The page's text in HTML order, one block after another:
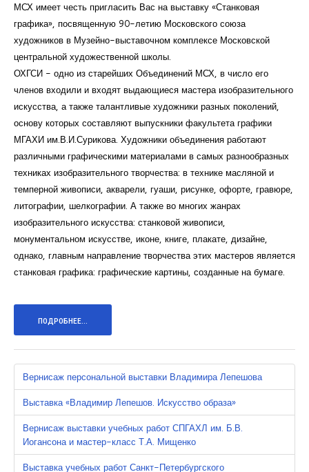
МСХ имеет честь пригласить Вас на выставку «Станковая
графика», посвященную 90-летию Московского союза
художников в Музейно-выставочном комплексе Московской
центральной художественной школы.
ОХГСИ - одно из старейших Объединений МСХ, в число его
членов входили и входят выдающиеся мастера изобразительного
искусства, а также талантливые художники разных поколений,
основу которых составляют выпускники факультета графики
МГАХИ им.В.И.Сурикова. Художники объединения работают
различными графическими материалами в самых разнообразных
техниках изобразительного творчества: в технике масляной и
темперной живописи, акварели, гуаши, рисунке, офорте, гравюре,
литографии, шелкографии. А также во многих жанрах
изобразительного искусства: станковой живописи,
монументальном искусстве, иконе, книге, плакате, дизайне,
однако, главным направление творчества этих мастеров является
станковая графика: графические картины, созданные на бумаге.
ПОДРОБНЕЕ...
Вернисаж персональной выставки Владимира Лепешова
Выставка «Владимир Лепешов. Искусство образа»
Вернисаж выставки учебных работ СПГАХЛ им. Б.В.
Иогансона и мастер-класс Т.А. Мищенко
Выставка учебных работ Санкт-Петербургского